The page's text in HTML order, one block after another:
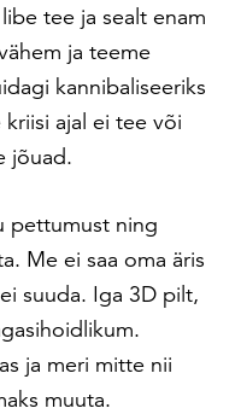
tee ja sealt enam
ja teeme
kannibaliseeriks
ajal ei tee või
jõuad.
pettumust ning
Me ei saa oma äris
suuda. Iga 3D pilt,
ja meri mitte nii
muuta.